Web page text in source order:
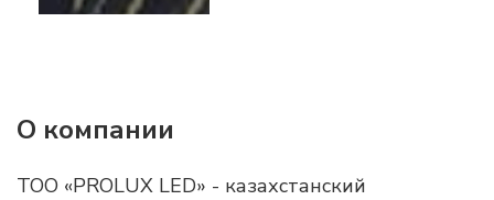
О компании
ТОО «PROLUX LED» - казахстанский